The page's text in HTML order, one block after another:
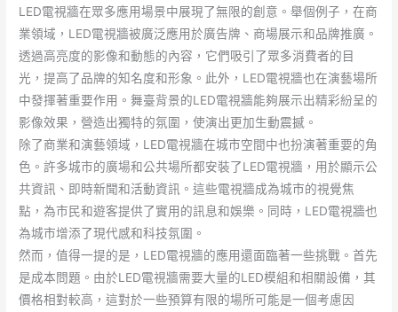
LED電視牆在眾多應用場景中展現了無限的創意。舉個例子，在商
業領域，LED電視牆被廣泛應用於廣告牌、商場展示和品牌推廣。
透過高亮度的影像和動態的內容，它們吸引了眾多消費者的目
光，提高了品牌的知名度和形象。此外，LED電視牆也在演藝場所
中發揮著重要作用。舞臺背景的LED電視牆能夠展示出精彩紛呈的
影像效果，營造出獨特的氛圍，使演出更加生動震撼。
除了商業和演藝領域，LED電視牆在城市空間中也扮演著重要的角
色。許多城市的廣場和公共場所都安裝了LED電視牆，用於顯示公
共資訊、即時新聞和活動資訊。這些電視牆成為城市的視覺焦
點，為市民和遊客提供了實用的訊息和娛樂。同時，LED電視牆也
為城市增添了現代感和科技氛圍。
然而，值得一提的是，LED電視牆的應用還面臨著一些挑戰。首先
是成本問題。由於LED電視牆需要大量的LED模組和相關設備，其
價格相對較高，這對於一些預算有限的場所可能是一個考慮因